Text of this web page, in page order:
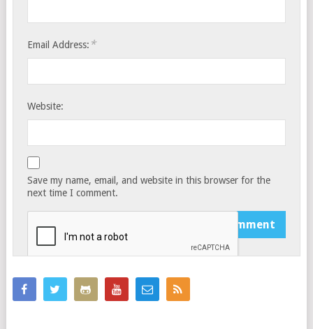
Email Address: *
Website:
Save my name, email, and website in this browser for the
next time I comment.